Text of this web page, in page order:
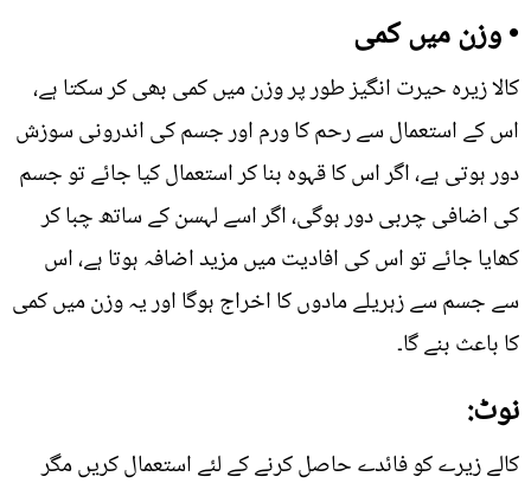
• وزن میں کمی
کالا زیرہ حیرت انگیز طور پر وزن میں کمی بھی کر سکتا ہے،
اس کے استعمال سے رحم کا ورم اور جسم کی اندرونی سوزش
دور ہوتی ہے، اگر اس کا قہوہ بنا کر استعمال کیا جائے تو جسم
کی اضافی چربی دور ہوگی، اگر اسے لہسن کے ساتھ چبا کر
کھایا جائے تو اس کی افادیت میں مزید اضافہ ہوتا ہے، اس
سے جسم سے زہریلے مادوں کا اخراج ہوگا اور یہ وزن میں کمی
کا باعث بنے گا۔
نوٹ:
کالے زیرے کو فائدے حاصل کرنے کے لئے استعمال کریں مگر